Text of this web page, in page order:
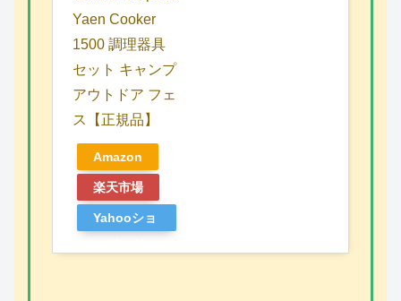
Yaen Cooker
1500 調理器具
セット キャンプ
アウトドア フェ
ス【正規品】
Amazon
楽天市場
Yahooショ